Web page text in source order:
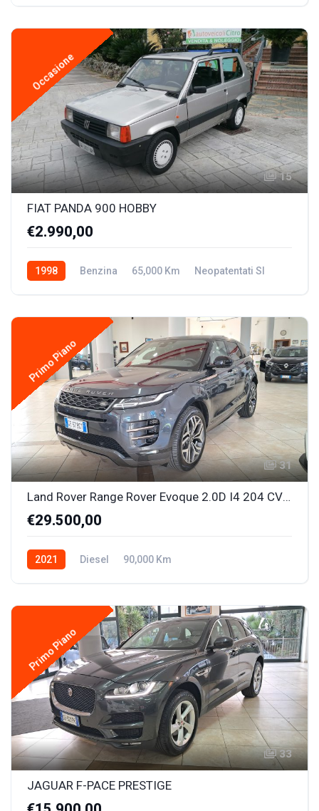
Occasione
15
FIAT PANDA 900 HOBBY
€2.990,00
1998 Benzina 65,000 Km Neopatentati SI
Primo Piano
31
Land Rover Range Rover Evoque 2.0D I4 204 CV AWD Auto Mild Hybrid R-Dynamic S+ TETTO +Cerchi 20" !!
€29.500,00
2021 Diesel 90,000 Km
Primo Piano
33
JAGUAR F-PACE PRESTIGE